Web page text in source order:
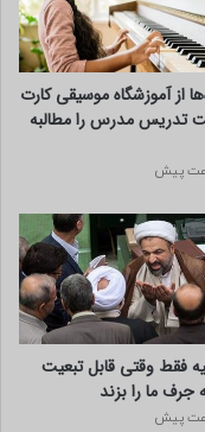
از آموزشگاه موسیقی کارت
تدریس مدرس را مطالبه
فقط وقتی قابل تبعیت
ما را بزند